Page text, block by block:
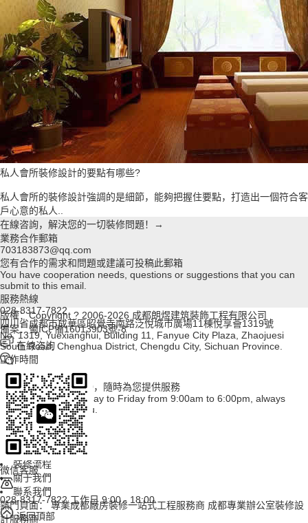
私人會所裝修設計的要點有哪些?
私人會所的裝修設計強調的是細節，能夠把握住要點，打造出一個符合客
戶心意的私人..
在線咨詢，解決您的一切裝修問題！→
業務合作郵箱
703183873@qq.com
您有合作的需求和問題或建議可投稿此郵箱
You have cooperation needs, questions or suggestions that you can
submit to this email.
服務熱線
028-8317-7822
四川省成都市成華區昭覺寺南路泛悅城市廣場11棟悅享薈1319號
No. 1319, Yuexianghui, Building 11, Fanyue City Plaza, Zhaojuesi
South Road, Chenghua District, Chengdu City, Sichuan Province.
工作時間
周一至周五
上午09:00~下午18:00，隨時為您提供服務
Working hours: Monday to Friday from 9:00am to 6:00pm, always
available to serve you.
首頁
裝修案例
裝修百科
裝修流程
關于我們
聯系我們
熱門頁面： 專業成都廠房裝修一站式工程服務商 成都專業辦公室裝修設
計服務商
版權：Copyright ? 2006-2026 成都朗煜建筑裝飾工程有限公司
備案：蜀ICP備16013903號-8
在線咨詢
微信客服
028-8317-7822 工作日 9:00 - 18:00
返回頂部